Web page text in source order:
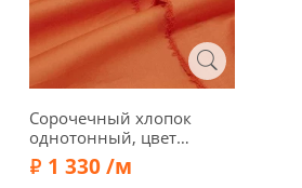
Сорочечный хлопок
однотонный, цвет
глубокий оранжевый,
55120
1 330 /м